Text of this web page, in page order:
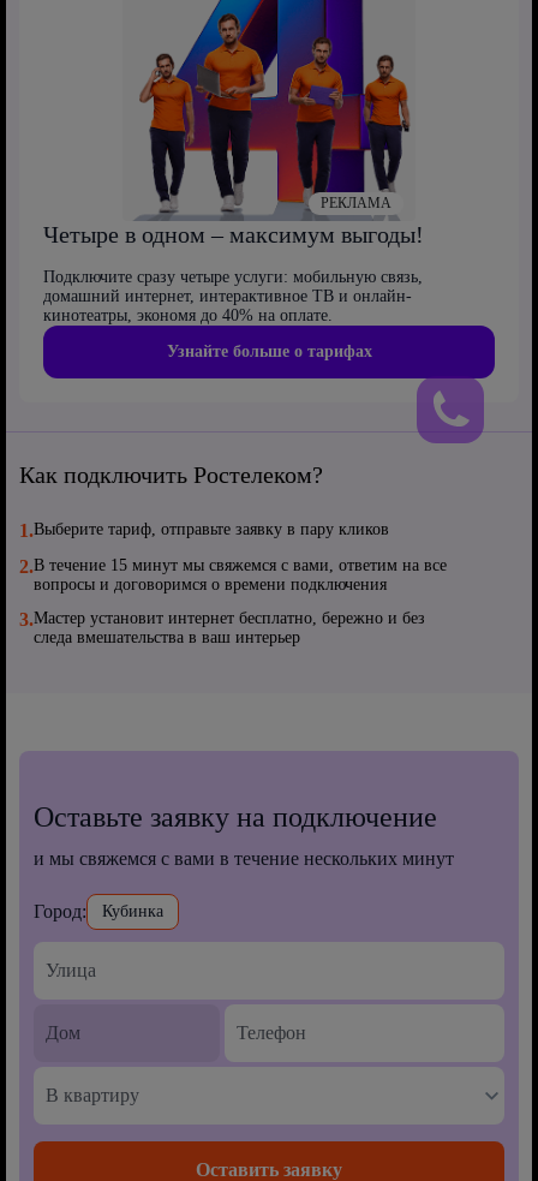
Четыре в одном – максимум выгоды!
Подключите сразу четыре услуги: мобильную связь,
домашний интернет, интерактивное ТВ и онлайн-
кинотеатры, экономя до 40% на оплате.
Узнайте больше о тарифах
РЕКЛАМА
Как подключить Ростелеком?
1.Выберите тариф, отправьте заявку в пару кликов
2.В течение 15 минут мы свяжемся с вами, ответим на все
вопросы и договоримся о времени подключения
3.Мастер установит интернет бесплатно, бережно и без
следа вмешательства в ваш интерьер
Оставьте заявку на подключение
и мы свяжемся с вами в течение нескольких минут
Город: Кубинка
В квартиру